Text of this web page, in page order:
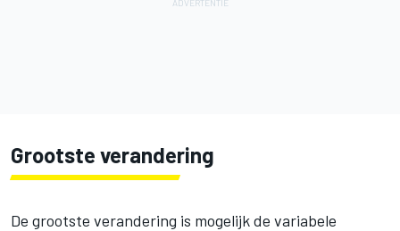
Grootste verandering
De grootste verandering is mogelijk de variabele